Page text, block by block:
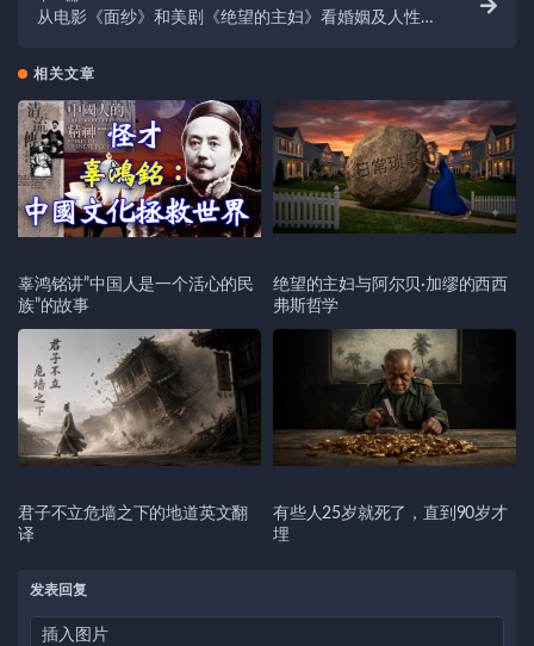
从电影《面纱》和美剧《绝望的主妇》看婚姻及人性的
相关文章
辜鸿铭讲”中国人是一个活心的民
族”的故事
绝望的主妇与阿尔贝·加缪的西西
弗斯哲学
君子不立危墙之下的地道英文翻
译
有些人25岁就死了，直到90岁才
埋
发表回复
插入图片